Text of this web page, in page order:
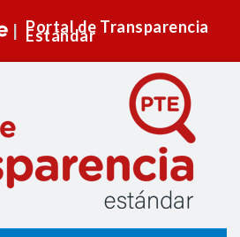
Portal de Transparencia
Estándar